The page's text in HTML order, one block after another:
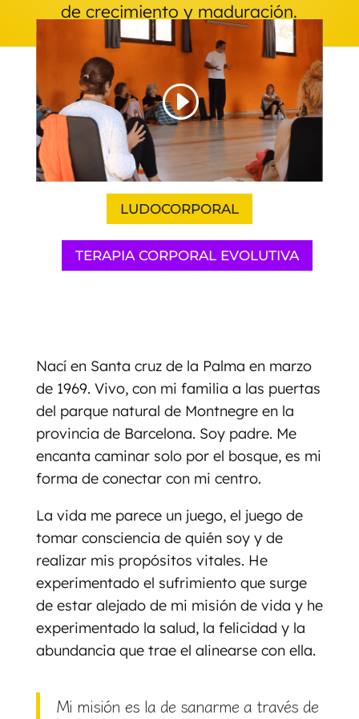
de crecimiento y maduración.
LUDOCORPORAL
TERAPIA CORPORAL EVOLUTIVA
Nací en Santa cruz de la Palma en marzo
de 1969. Vivo, con mi familia a las puertas
del parque natural de Montnegre en la
provincia de Barcelona. Soy padre. Me
encanta caminar solo por el bosque, es mi
forma de conectar con mi centro.
La vida me parece un juego, el juego de
tomar consciencia de quién soy y de
realizar mis propósitos vitales. He
experimentado el sufrimiento que surge
de estar alejado de mi misión de vida y he
experimentado la salud, la felicidad y la
abundancia que trae el alinearse con ella.
Mi misión es la de sanarme a través de